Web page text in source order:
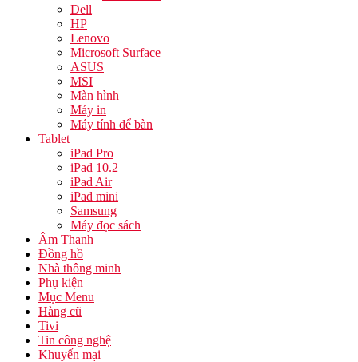
Dell
HP
Lenovo
Microsoft Surface
ASUS
MSI
Màn hình
Máy in
Máy tính để bàn
Tablet
iPad Pro
iPad 10.2
iPad Air
iPad mini
Samsung
Máy đọc sách
Âm Thanh
Đồng hồ
Nhà thông minh
Phụ kiện
Mục Menu
Hàng cũ
Tivi
Tin công nghệ
Khuyến mại